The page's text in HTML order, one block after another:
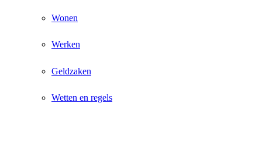
Wonen
Werken
Geldzaken
Wetten en regels